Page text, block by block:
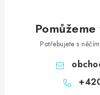
Potřebujete s